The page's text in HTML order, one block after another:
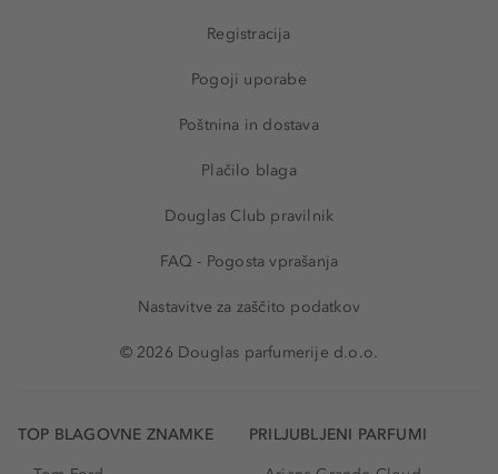
Registracija
Pogoji uporabe
Poštnina in dostava
Plačilo blaga
Douglas Club pravilnik
FAQ - Pogosta vprašanja
Nastavitve za zaščito podatkov
© 2026 Douglas parfumerije d.o.o.
TOP BLAGOVNE ZNAMKE PRILJUBLJENI PARFUMI